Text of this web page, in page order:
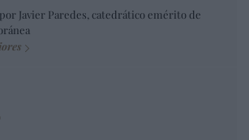
por Javier Paredes, catedrático emérito de